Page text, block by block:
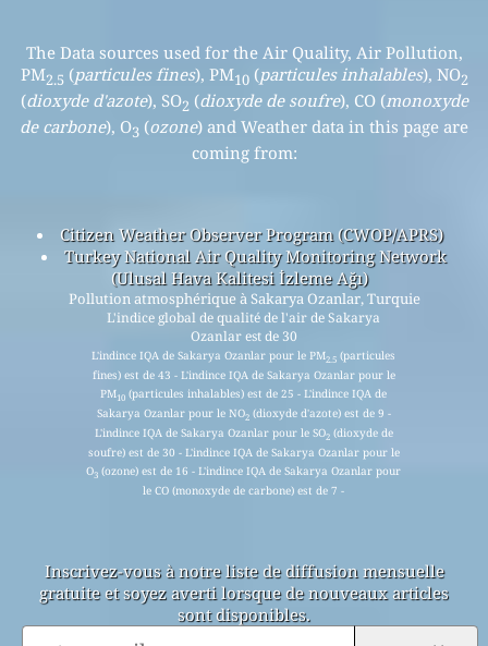
The Data sources used for the Air Quality, Air Pollution,
PM2.5 (particules fines), PM10(particules inhalables), NO2
(dioxyde d'azote), SO2 (dioxyde de soufre), CO (monoxyde
de carbone), O3 (ozone) and Weather data in this page are
coming from:
Citizen Weather Observer Program (CWOP/APRS)
Turkey National Air Quality Monitoring Network
(Ulusal Hava Kalitesi İzleme Ağı)
Pollution atmosphérique à Sakarya Ozanlar, Turquie
L'indice global de qualité de l'air de Sakarya
Ozanlar est de 30
L'indince IQA de Sakarya Ozanlar pour le PM2.5 (particules
fines) est de 43 - L'indince IQA de Sakarya Ozanlar pour le
PM10 (particules inhalables) est de 25 - L'indince IQA de
Sakarya Ozanlar pour le NO2(dioxyde d'azote) est de 9 -
L'indince IQA de Sakarya Ozanlar pour le SO2(dioxyde de
soufre) est de 30 - L'indince IQA de Sakarya Ozanlar pour le
O3 (ozone) est de 16 - L'indince IQA de Sakarya Ozanlar pour
le CO (monoxyde de carbone) est de 7 -
Inscrivez-vous à notre liste de diffusion mensuelle
gratuite et soyez averti lorsque de nouveaux articles
sont disponibles.